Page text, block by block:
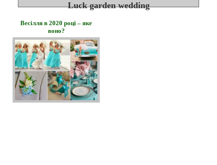
Luck garden wedding
Весілля в 2020 році – яке
воно?